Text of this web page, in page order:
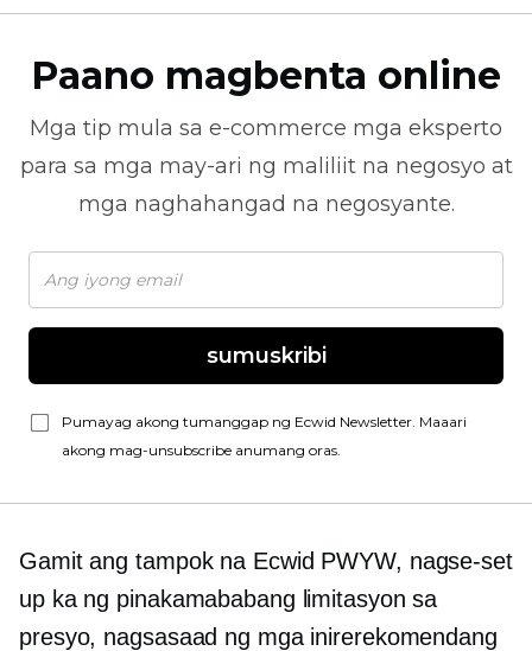
Paano magbenta online
Mga tip mula sa e-commerce mga eksperto
para sa mga may-ari ng maliliit na negosyo at
mga naghahangad na negosyante.
sumuskribi
Pumayag akong tumanggap ng Ecwid Newsletter. Maaari
akong mag-unsubscribe anumang oras.
Gamit ang tampok na Ecwid PWYW, nagse-set
up ka ng pinakamababang limitasyon sa
presyo, nagsasaad ng mga inirerekomendang